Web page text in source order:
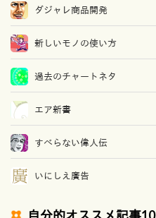
ダジャレ商品開発
新しいモノの使い方
過去のチャートネタ
エア新書
すべらない偉人伝
いにしえ廣告
自分的オススメ記事10